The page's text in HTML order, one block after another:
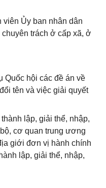
Ủy ban nhân dân
trách ở cấp xã, ở
Quốc hội các đề án về
tên và việc giải quyết
lập, giải thể, nhập,
cơ quan trung ương
giới đơn vị hành chính
lập, giải thể, nhập,